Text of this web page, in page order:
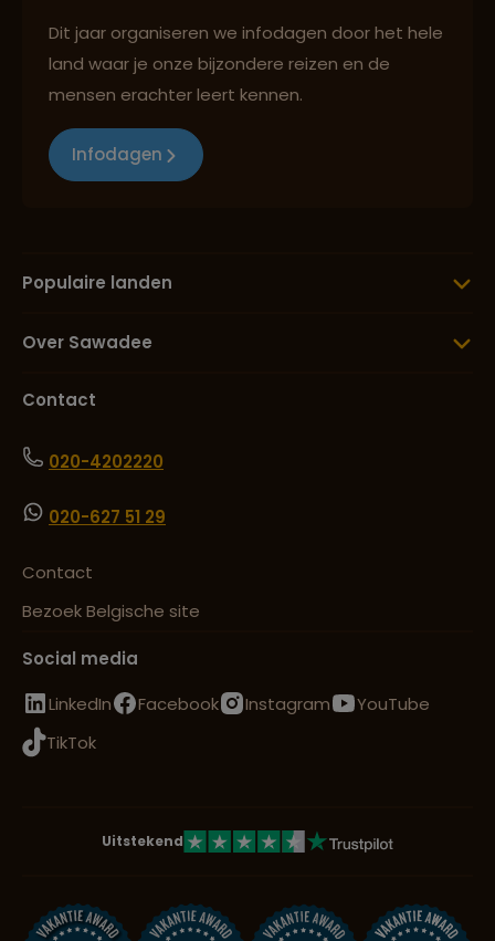
Dit jaar organiseren we infodagen door het hele
land waar je onze bijzondere reizen en de
mensen erachter leert kennen.
Infodagen
Populaire landen
Over Sawadee
Contact
020-4202220
020-627 51 29
Contact
Bezoek Belgische site
Social media
LinkedIn
Facebook Instagram
YouTube
TikTok
Uitstekend